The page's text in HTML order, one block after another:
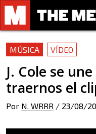
MÚSICA VÍDEO
J. Cole se
traernos el
Por N. WRRR / 23/08/